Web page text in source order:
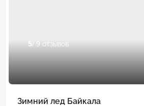
5/ 9 отзывов
Зимний лед Байкала